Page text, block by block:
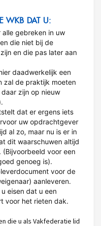
WKB DAT U:
gebreken in uw
die niet bij de
en die pas later aan
daadwerkelijk een
zal de praktijk moeten
zijn op nieuw
dat er ergens iets
uw opdrachtgever
al zo, maar nu is er in
dit waarschuwen altijd
voor een
genoeg is).
voor de
aanleveren.
eisen dat u een
voor het rieten dak.
die u als Vakfederatie lid